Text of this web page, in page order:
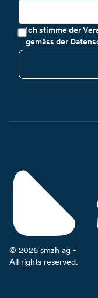
Ich stimme der
gemäss der
© 2026 smzh ag -
All rights reserved.